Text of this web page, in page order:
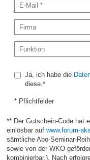
Ja, ich habe die
diese.*
* Pflichtfelder
** Der Gutschein-Code hat
einlösbar auf www.forum-
sämtliche Abo-Seminar-
sowie von der WKO
kombinierbar.). Nach